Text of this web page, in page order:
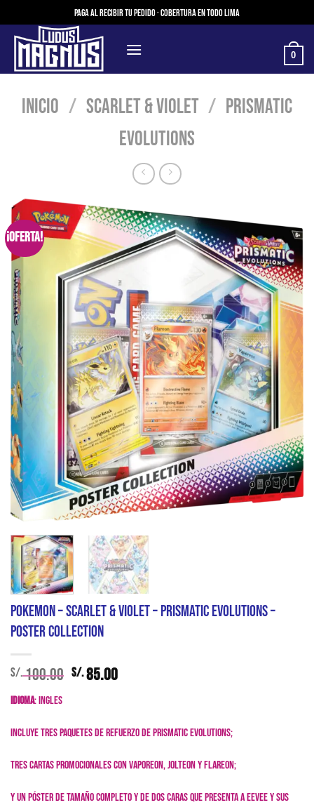
al
contenido
Paga al recibir tu pedido · Cobertura en todo Lima
0
Inicio / Scarlet & Violet / Prismatic
Evolutions
¡Oferta!
Pokemon – Scarlet & Violet – Prismatic Evolutions –
Poster Collection
S/.100.00 El
era:
S/. 100.00.
S/.85.00El
es:
S/. 85.00.
Idioma: Ingles
Incluye tres paquetes de refuerzo de Prismatic Evolutions;
tres cartas promocionales con Vaporeon, Jolteon y Flareon;
y un póster de tamaño completo y de dos caras que presenta a Eevee y sus